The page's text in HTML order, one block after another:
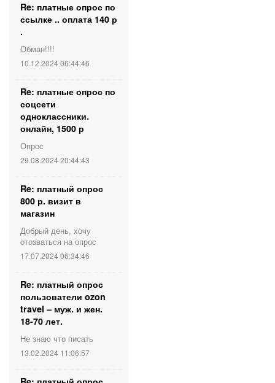
Re: платные опрос по
ссылке .. оплата 140 р
.
Обман!!!!
10.12.2024 06:44:46
Re: платные опрос по
соцсети
одноклассники.
онлайн, 1500 р
Опрос
29.08.2024 20:44:43
Re: платный опрос
800 р. визит в
магазин
Добрый день, хочу
отозваться на опрос
17.07.2024 06:34:46
Re: платный опрос
пользователи ozon
travel – муж. и жен.
18-70 лет.
Не знаю что писать
13.02.2024 11:06:57